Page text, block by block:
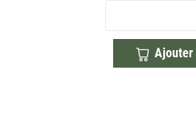
Ajouter